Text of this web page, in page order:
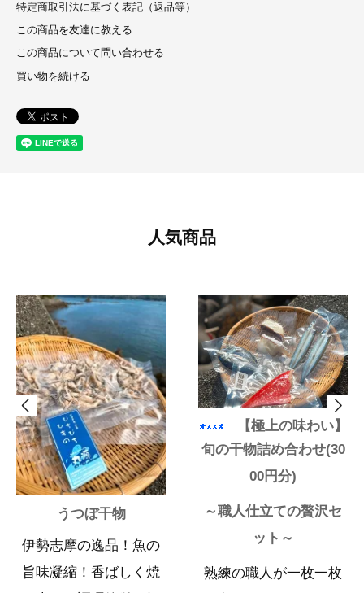
特定商取引法に基づく表記（返品等）
この商品を友達に教える
この商品について問い合わせる
買い物を続ける
人気商品
うつぼ干物
伊勢志摩の逸品！魚の
旨味凝縮！香ばしく焼
【極上の味わい】
旬の干物詰め合わせ(30
00円分)
～職人仕立ての贅沢セ
ット～
熟練の職人が一枚一枚